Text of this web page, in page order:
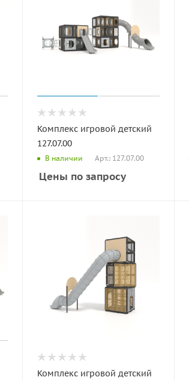
Комплекс игровой детский
127.07.00
В наличии Арт.: 127.07.00
Цены по запросу
Комплекс игровой детский